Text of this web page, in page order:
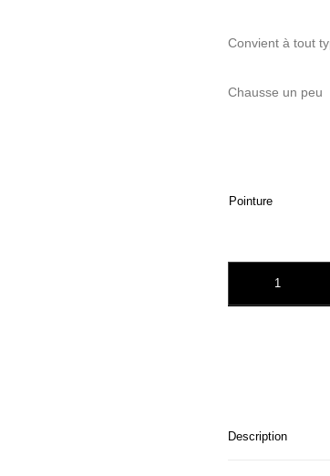
Convient à tout
Chausse un peu
Pointure
Description